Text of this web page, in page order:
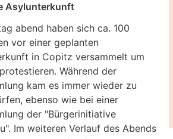
Asylunterkunft
abend haben sich ca. 100
vor einer geplanten
in Copitz versammelt um
Während der
kam es immer wieder zu
ebenso wie bei einer
der "Bürgerinitiative
Im weiteren Verlauf des Abends